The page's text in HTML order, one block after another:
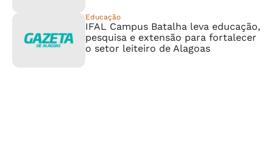
Educação
IFAL Campus Batalha leva educação,
pesquisa e extensão para fortalecer
o setor leiteiro de Alagoas